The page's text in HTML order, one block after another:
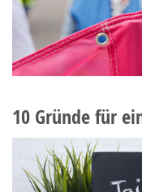
10 Gründe für